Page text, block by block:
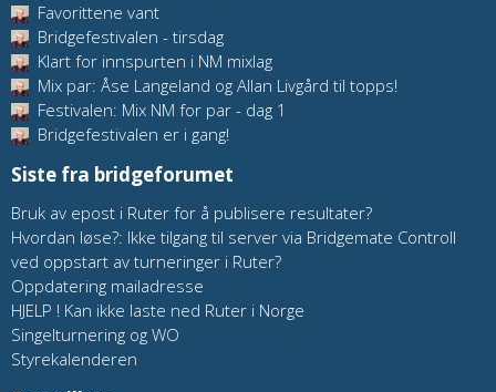
Favorittene vant
Bridgefestivalen - tirsdag
Klart for innspurten i NM mixlag
Mix par: Åse Langeland og Allan Livgård til topps!
Festivalen: Mix NM for par - dag 1
Bridgefestivalen er i gang!
Siste fra bridgeforumet
Bruk av epost i Ruter for å publisere resultater?
Hvordan løse?: Ikke tilgang til server via Bridgemate Controll
ved oppstart av turneringer i Ruter?
Oppdatering mailadresse
HJELP ! Kan ikke laste ned Ruter i Norge
Singelturnering og WO
Styrekalenderen